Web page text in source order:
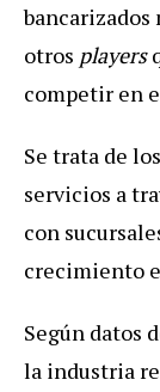
otros players
competir en
Se trata de
servicios a
con
crecimiento
Según datos
la industria